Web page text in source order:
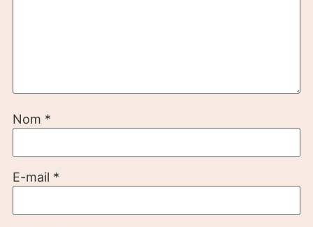
Nom *
E-mail *